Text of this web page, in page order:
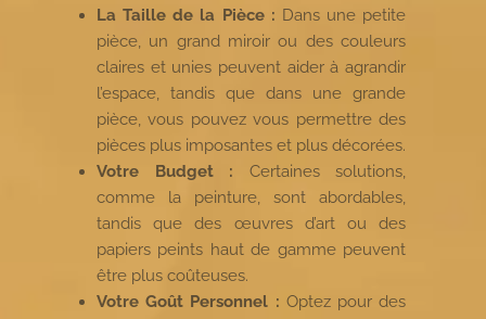
La Taille de la Pièce : Dans une petite
pièce, un grand miroir ou des couleurs
claires et unies peuvent aider à agrandir
l’espace, tandis que dans une grande
pièce, vous pouvez vous permettre des
pièces plus imposantes et plus décorées.
Votre Budget : Certaines solutions,
comme la peinture, sont abordables,
tandis que des œuvres d’art ou des
papiers peints haut de gamme peuvent
être plus coûteuses.
Votre Goût Personnel : Optez pour des